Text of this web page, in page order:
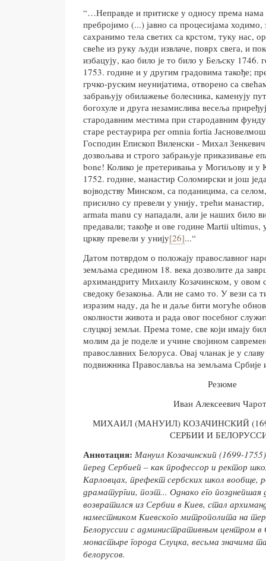
“…Неправде и притиске у односу према
пребројимо (...) јавно са процесијама
сахранимо тела светих са крстом, туку нас,
свеће из руку људи извлаче, поврх свега, и
избацују, као било је то било у Бељску 1746.
1753. године и у другим градовима такође;
грчко-руским неунијатима, отворено са
забрањују обилажење болесника, каменују
богохуле и друга незамислива весеља
стародавним местима при стародавним
старе рестаурира per omnia fortia
Господин Епископ Виленски - Михал
дозвољава и строго забрањује приказивање
bone! Колико је претеривања у Могиљову и у
1752. године, манастир Соломирски и још
војводству Минском, са поданицима, са
присилно су превели у унију, трећи
armata manu су нападали, али је наших било
предавали; такође и ове године Martii
цркву превели у унију[26]...“
Датом потврдом о положају православног
земљама средином 18. века дозволите да
архимандриту Михаилу Козачинском, у овом
сведоку безакоња. Али не само то. У вези са
изразим наду, да ће и даље бити могуће
околности живота и рада овог посебног
слуцкој земљи. Према томе, све који имају
молим да је поделе и учине својином
православних Белоруса. Овај чланак је у
подвижника Православља на земљама Србије
Резюме
Иван Алексеевич
МИХАИЛ (МАНУИЛ) КОЗАЧИНСКИЙ
СЕРБИИ И
Аннотация: Мануил Козачинский (1699-
перед Сербией – как профессор и ректор
Карловцах, префект сербских школ вообще,
драматургии, поэт... Однако его позднейшая
возвратился из Сербии в Киев, стал
наместником Киевского митрополита на
Белоруссии с административным центром в
монастыре города Слуцка, весьма значима
белорусов.